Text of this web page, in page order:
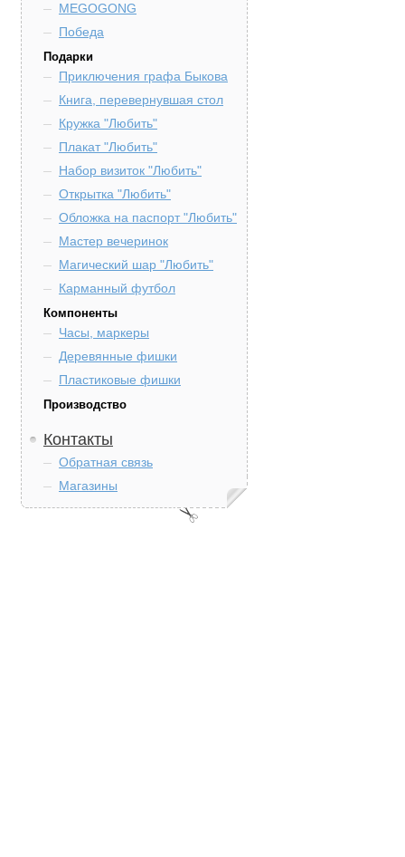
MEGOGONG
Победа
Подарки
Приключения графа Быкова
Книга, перевернувшая стол
Кружка "Любить"
Плакат "Любить"
Набор визиток "Любить"
Открытка "Любить"
Обложка на паспорт "Любить"
Мастер вечеринок
Магический шар "Любить"
Карманный футбол
Компоненты
Часы, маркеры
Деревянные фишки
Пластиковые фишки
Производство
Контакты
Обратная связь
Магазины